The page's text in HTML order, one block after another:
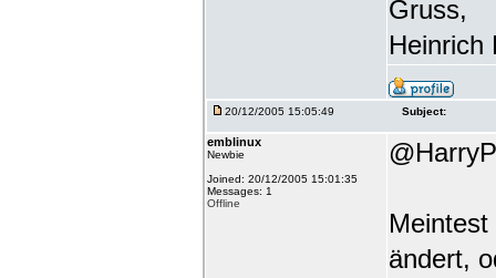
Gruss,
Heinrich
20/12/2005 15:05:49 Subject:
emblinux
Newbie
Joined: 20/12/2005 15:01:35
Messages: 1
Offline
ändert,